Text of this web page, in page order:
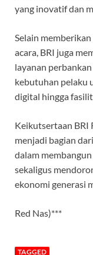
yang inovatif dan
Selain
acara, BRI juga
layanan
kebutuhan pelaku
digital hingga
Keikutsertaan BRI
menjadi bagian
dalam
sekaligus
ekonomi generasi
Red Nas)***
TAGGED